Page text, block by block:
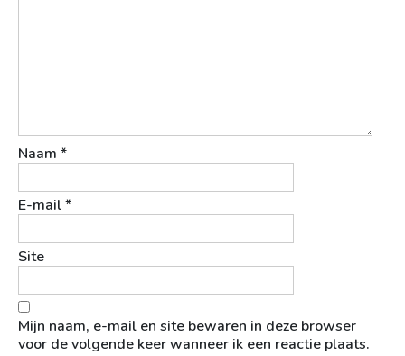
Naam *
E-mail*
Site
Mijn naam, e-mail en site bewaren in deze browser
voor de volgende keer wanneer ik een reactie plaats.